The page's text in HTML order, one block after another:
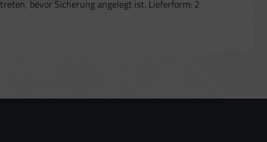
bevor Sicherung angelegt ist. Lieferform: 2